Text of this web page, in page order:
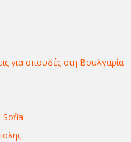
για σπουδές στη Βουλγαρία
Sofia